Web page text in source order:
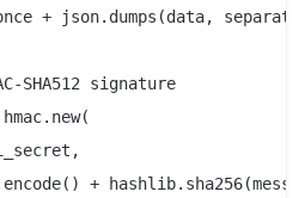
+ json.dumps(data,
SHA512 signature
+